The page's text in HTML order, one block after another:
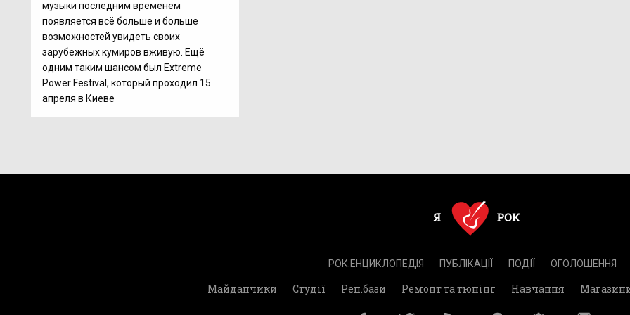
музыки последним временем
появляется всё больше и больше
возможностей увидеть своих
зарубежных кумиров вживую. Ещё
одним таким шансом был Extreme
Power Festival, который проходил 15
апреля в Киеве
РОК.ЕНЦИКЛОПЕДІЯ ПУБЛІКАЦІЇ ПОДІЇ ОГОЛОШЕННЯ
Майданчики Студії Реп.бази Ремонт та тюнінг Навчання